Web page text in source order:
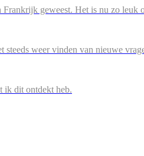
geweest. Het is nu zo leuk
steeds weer vinden van nieuwe
ik dit ontdekt heb.